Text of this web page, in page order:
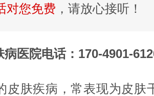
对您免费 ，请放心接听！
医院电话：170-4901-
皮肤疾病，常表现为皮肤